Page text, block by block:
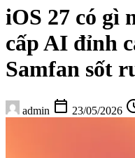
iOS 27 có gì
cấp AI đỉnh
Samfan sốt
admin calendar_today 23/05/2026